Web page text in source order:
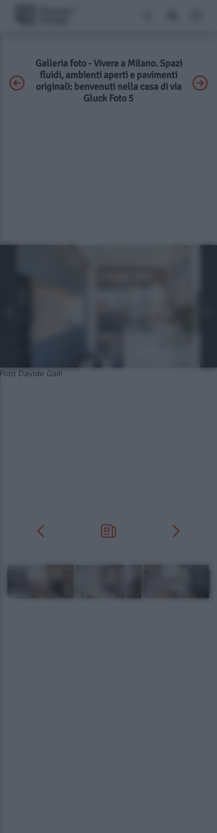
Galleria foto - Vivere a Milano. Spazi
fluidi, ambienti aperti e pavimenti
originali: benvenuti nella casa di via
Gluck Foto 5
Foto Davide Galli